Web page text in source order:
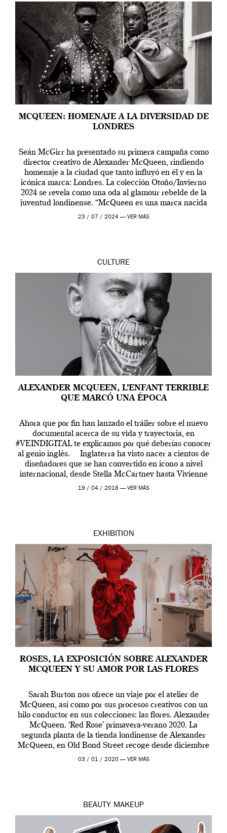
MCQUEEN: HOMENAJE A LA DIVERSIDAD DE
LONDRES
Seán McGirr ha presentado su primera campaña como
director creativo de Alexander McQueen, rindiendo
homenaje a la ciudad que tanto influyó en él y en la
icónica marca: Londres. La colección Otoño/Invierno
2024 se revela como una oda al glamour rebelde de la
juventud londinense. “McQueen es una marca nacida
en Londres y siempre ha […]
23 / 07 / 2024 — VER MÁS
CULTURE
ALEXANDER MCQUEEN, L’ENFANT TERRIBLE
QUE MARCÓ UNA ÉPOCA
Ahora que por fin han lanzado el tráiler sobre el nuevo
documental acerca de su vida y trayectoria, en
#VEINDIGITAL te explicamos por qué deberías conocer
al genio inglés. Inglaterra ha visto nacer a cientos de
diseñadores que se han convertido en icono a nivel
internacional, desde Stella McCartney hasta Vivienne
Westwood pasando […]
19 / 04 / 2018 — VER MÁS
EXHIBITION
ROSES, LA EXPOSICIÓN SOBRE ALEXANDER
MCQUEEN Y SU AMOR POR LAS FLORES
Sarah Burton nos ofrece un viaje por el atelier de
McQueen, así como por sus procesos creativos con un
hilo conductor en sus colecciones: las flores. Alexander
McQueen. ‘Red Rose’ primavera-verano 2020. La
segunda planta de la tienda londinense de Alexander
McQueen, en Old Bond Street recoge desde diciembre
de 2019 hasta final de abril […]
03 / 01 / 2020 — VER MÁS
BEAUTY MAKEUP